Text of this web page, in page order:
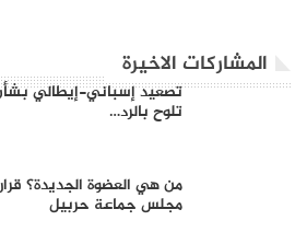
المشاركات الاخيرة
تصعيد إسباني-إيطالي
تلوح بالرد…
من هي العضوة الجديدة؟
مجلس جماعة حربيل